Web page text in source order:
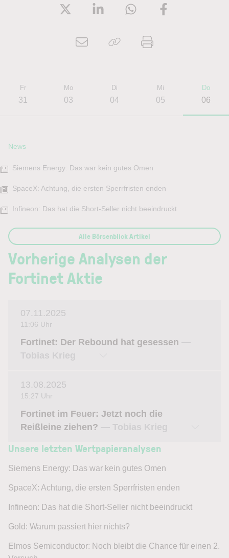
Fr
31
Mo
03
Di
04
Mi
05
Do
06
News
Siemens Energy: Das war kein gutes Omen
SpaceX: Achtung, die ersten Sperrfristen enden
Infineon: Das hat die Short-Seller nicht beeindruckt
Alle Börsenblick Artikel
Vorherige Analysen der
Fortinet Aktie
07.11.2025
11:06 Uhr
Fortinet: Der Rebound hat gesessen —
Tobias Krieg
13.08.2025
15:27 Uhr
Fortinet im Feuer: Jetzt noch die
Reißleine ziehen? — Tobias Krieg
Unsere letzten Wertpapieranalysen
Siemens Energy: Das war kein gutes Omen
SpaceX: Achtung, die ersten Sperrfristen enden
Infineon: Das hat die Short-Seller nicht beeindruckt
Gold: Warum passiert hier nichts?
Elmos Semiconductor: Noch bleibt die Chance für einen 2.